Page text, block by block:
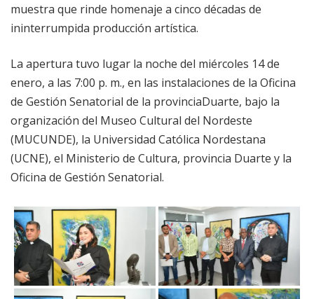
muestra que rinde homenaje a cinco décadas de
ininterrumpida producción artística.
La apertura tuvo lugar la noche del miércoles 14 de
enero, a las 7:00 p. m., en las instalaciones de la Oficina
de Gestión Senatorial de la provinciaDuarte, bajo la
organización del Museo Cultural del Nordeste
(MUCUNDE), la Universidad Católica Nordestana
(UCNE), el Ministerio de Cultura, provincia Duarte y la
Oficina de Gestión Senatorial.